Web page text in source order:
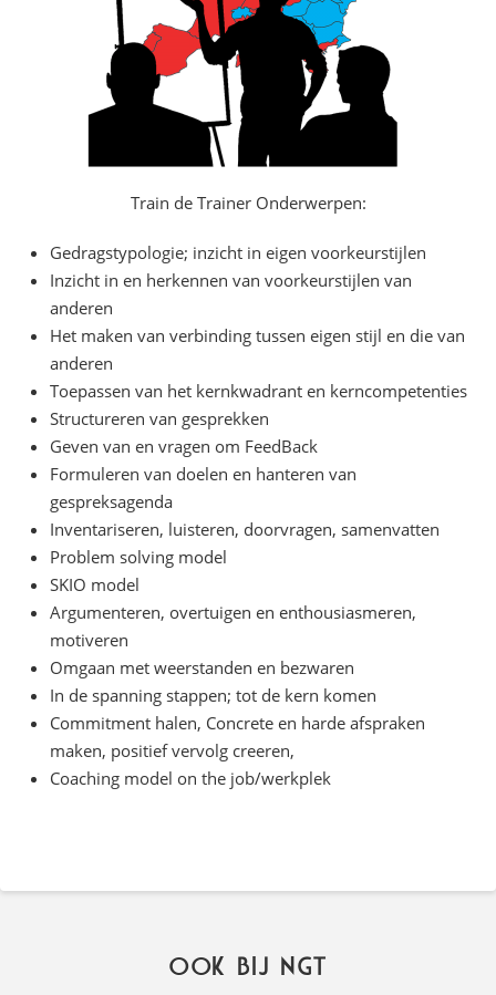
Train de Trainer Onderwerpen:
Gedragstypologie; inzicht in eigen voorkeurstijlen
Inzicht in en herkennen van voorkeurstijlen van
anderen
Het maken van verbinding tussen eigen stijl en die van
anderen
Toepassen van het kernkwadrant en kerncompetenties
Structureren van gesprekken
Geven van en vragen om FeedBack
Formuleren van doelen en hanteren van
gespreksagenda
Inventariseren, luisteren, doorvragen, samenvatten
Problem solving model
SKIO model
Argumenteren, overtuigen en enthousiasmeren,
motiveren
Omgaan met weerstanden en bezwaren
In de spanning stappen; tot de kern komen
Commitment halen, Concrete en harde afspraken
maken, positief vervolg creeren,
Coaching model on the job/werkplek
Ook bij NGT